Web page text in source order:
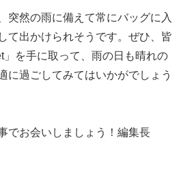
突然の雨に備えて常にバッグに入
て出かけられそうです。ぜひ、皆
」を手に取って、雨の日も晴れの
に過ごしてみてはいかがでしょう
でお会いしましょう！編集長